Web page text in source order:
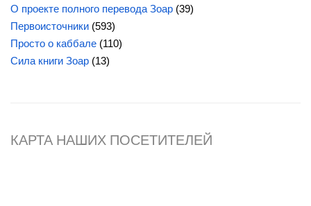
О проекте полного перевода Зоар (39)
Первоисточники (593)
Просто о каббале (110)
Сила книги Зоар (13)
КАРТА НАШИХ ПОСЕТИТЕЛЕЙ